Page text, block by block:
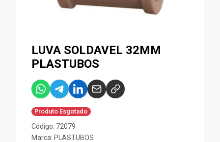
LUVA SOLDAVEL 32MM
PLASTUBOS
Produto Esgotado
Código: 72079
Marca: PLASTUBOS